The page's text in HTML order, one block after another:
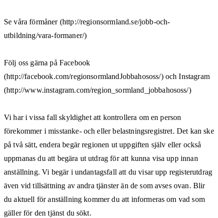
Se våra förmåner (http://regionsormland.se/jobb-och-
utbildning/vara-formaner/)
Följ oss gärna på Facebook
(http://facebook.com/regionsormlandJobbahososs/) och Instagram
(http://www.instagram.com/region_sormland_jobbahososs/)
Vi har i vissa fall skyldighet att kontrollera om en person
förekommer i misstanke- och eller belastningsregistret. Det kan ske
på två sätt, endera begär regionen ut uppgiften själv eller också
uppmanas du att begära ut utdrag för att kunna visa upp innan
anställning. Vi begär i undantagsfall att du visar upp registerutdrag
även vid tillsättning av andra tjänster än de som avses ovan. Blir
du aktuell för anställning kommer du att informeras om vad som
gäller för den tjänst du sökt.